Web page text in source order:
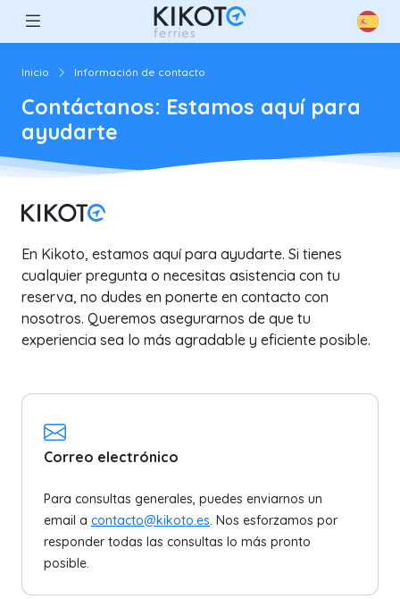
Inicio Información de contacto
Contáctanos: Estamos aquí para
ayudarte
En Kikoto, estamos aquí para ayudarte. Si tienes
cualquier pregunta o necesitas asistencia con tu
reserva, no dudes en ponerte en contacto con
nosotros. Queremos asegurarnos de que tu
experiencia sea lo más agradable y eficiente posible.
Correo electrónico
Para consultas generales, puedes enviarnos un
email a contacto@kikoto.es. Nos esforzamos por
responder todas las consultas lo más pronto
posible.